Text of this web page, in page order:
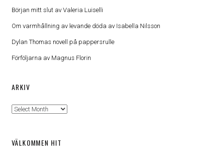
Början mitt slut av Valeria Luiselli
Om varmhållning av levande döda av Isabella Nilsson
Dylan Thomas novell på pappersrulle
Förföljarna av Magnus Florin
ARKIV
Arkiv
VÄLKOMMEN HIT